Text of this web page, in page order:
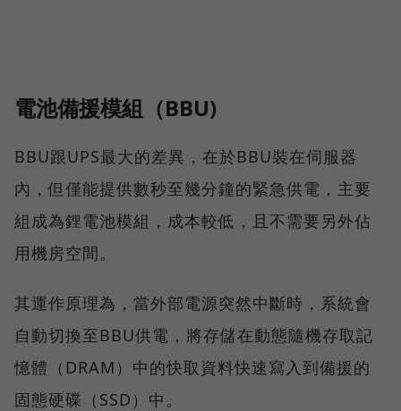
電池備援模組（BBU)
BBU跟UPS最大的差異，在於BBU裝在伺服器
內，但僅能提供數秒至幾分鐘的緊急供電，主要
組成為鋰電池模組，成本較低，且不需要另外佔
用機房空間。
其運作原理為，當外部電源突然中斷時，系統會
自動切換至BBU供電，將存儲在動態隨機存取記
憶體（DRAM）中的快取資料快速寫入到備援的
固態硬碟（SSD）中。